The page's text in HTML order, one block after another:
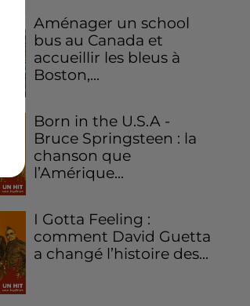
Aménager un school
bus au Canada et
accueillir les bleus à
Boston,...
Born in the U.S.A -
Bruce Springsteen : la
chanson que
l’Amérique...
I Gotta Feeling :
comment David Guetta
a changé l’histoire des...